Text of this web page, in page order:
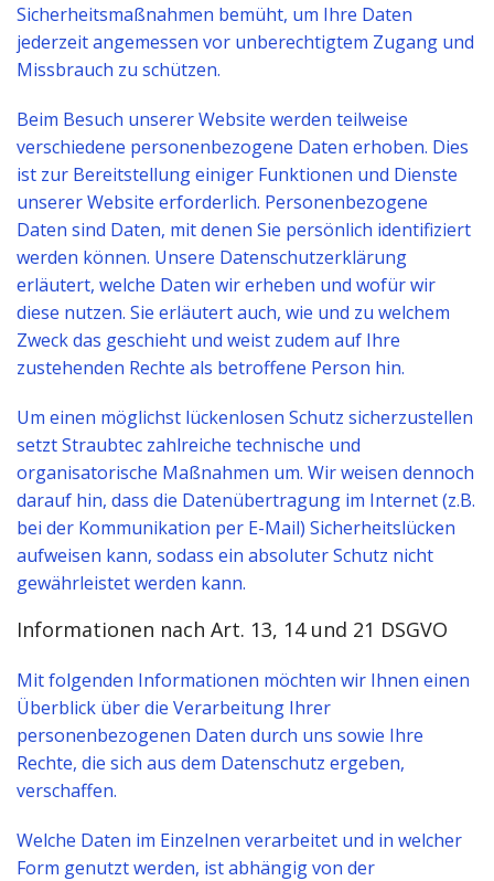
Sicherheitsmaßnahmen bemüht, um Ihre Daten
jederzeit angemessen vor unberechtigtem Zugang und
Missbrauch zu schützen.
Beim Besuch unserer Website werden teilweise
verschiedene personenbezogene Daten erhoben. Dies
ist zur Bereitstellung einiger Funktionen und Dienste
unserer Website erforderlich. Personenbezogene
Daten sind Daten, mit denen Sie persönlich identifiziert
werden können. Unsere Datenschutzerklärung
erläutert, welche Daten wir erheben und wofür wir
diese nutzen. Sie erläutert auch, wie und zu welchem
Zweck das geschieht und weist zudem auf Ihre
zustehenden Rechte als betroffene Person hin.
Um einen möglichst lückenlosen Schutz sicherzustellen
setzt Straubtec zahlreiche technische und
organisatorische Maßnahmen um. Wir weisen dennoch
darauf hin, dass die Datenübertragung im Internet (z.B.
bei der Kommunikation per E-Mail) Sicherheitslücken
aufweisen kann, sodass ein absoluter Schutz nicht
gewährleistet werden kann.
Informationen nach Art. 13, 14 und 21 DSGVO
Mit folgenden Informationen möchten wir Ihnen einen
Überblick über die Verarbeitung Ihrer
personenbezogenen Daten durch uns sowie Ihre
Rechte, die sich aus dem Datenschutz ergeben,
verschaffen.
Welche Daten im Einzelnen verarbeitet und in welcher
Form genutzt werden, ist abhängig von der